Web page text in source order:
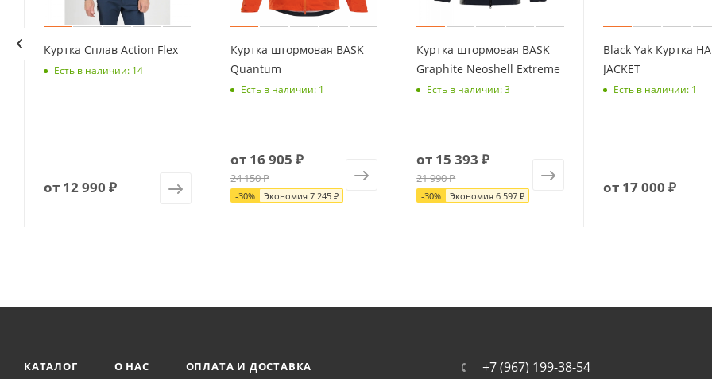
Куртка Сплав Action Flex
Есть в наличии: 14
от 12 990 ₽
Куртка штормовая BASK
Quantum
Есть в наличии: 1
от 16 905 ₽
24 150 ₽
-30% Экономия 7 245 ₽
Куртка штормовая BASK
Graphite Neoshell Extreme
Есть в наличии: 3
от 15 393 ₽
21 990 ₽
-30% Экономия6 597 ₽
Black Yak Куртка
JACKET
Есть в наличии: 1
от 17 000 ₽
КАТАЛОГ О НАС ОПЛАТА И ДОСТАВКА +7 (967) 199-38-54